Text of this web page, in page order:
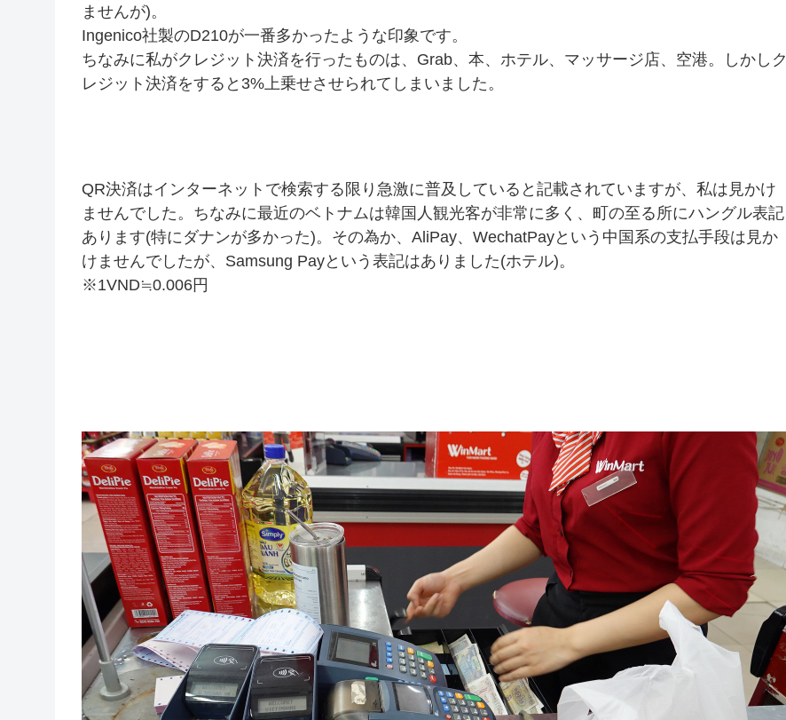
ませんが)。
Ingenico社製のD210が一番多かったような印象です。
ちなみに私がクレジット決済を行ったものは、Grab、本、ホテル、マッサージ店、空港。しかしク
レジット決済をすると3%上乗せさせられてしまいました。
QR決済はインターネットで検索する限り急激に普及していると記載されていますが、私は見かけ
ませんでした。ちなみに最近のベトナムは韓国人観光客が非常に多く、町の至る所にハングル表記
あります(特にダナンが多かった)。その為か、AliPay、WechatPayという中国系の支払手段は見か
けませんでしたが、Samsung Payという表記はありました(ホテル)。
※1VND≒0.006円